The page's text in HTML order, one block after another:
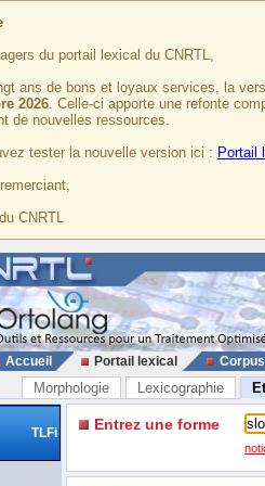
du portail lexical du CNRTL,
ans de bons et loyaux services, la
2026. Celle-ci apporte une refonte
de nouvelles ressources.
tester la nouvelle version ici : Portail
CNRTL
Accueil Portail lexical Corpus
Morphologie Lexicographie
TLFi Entrez une forme